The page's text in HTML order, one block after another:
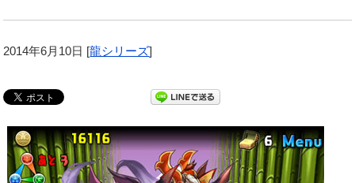
2014年6月10日 [龍シリーズ]